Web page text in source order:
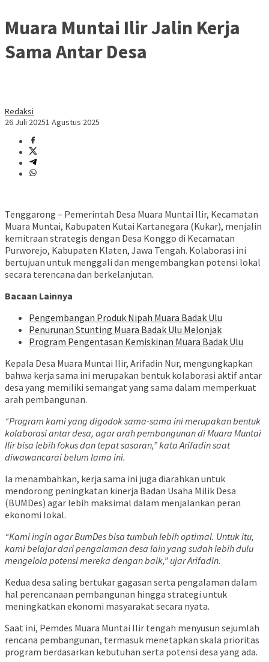
Muara Muntai Ilir Jalin Kerja
Sama Antar Desa
Redaksi
26 Juli 20251 Agustus 2025
Tenggarong – Pemerintah Desa Muara Muntai Ilir, Kecamatan
Muara Muntai, Kabupaten Kutai Kartanegara (Kukar), menjalin
kemitraan strategis dengan Desa Konggo di Kecamatan
Purworejo, Kabupaten Klaten, Jawa Tengah. Kolaborasi ini
bertujuan untuk menggali dan mengembangkan potensi lokal
secara terencana dan berkelanjutan.
Bacaan Lainnya
Pengembangan Produk Nipah Muara Badak Ulu
Penurunan Stunting Muara Badak Ulu Melonjak
Program Pengentasan Kemiskinan Muara Badak Ulu
Kepala Desa Muara Muntai Ilir, Arifadin Nur, mengungkapkan
bahwa kerja sama ini merupakan bentuk kolaborasi aktif antar
desa yang memiliki semangat yang sama dalam memperkuat
arah pembangunan.
“Program kami yang digodok sama-sama ini merupakan bentuk
kolaborasi antar desa, agar arah pembangunan di Muara Muntai
Ilir bisa lebih fokus dan tepat sasaran,” kata Arifadin saat
diwawancarai belum lama ini.
Ia menambahkan, kerja sama ini juga diarahkan untuk
mendorong peningkatan kinerja Badan Usaha Milik Desa
(BUMDes) agar lebih maksimal dalam menjalankan peran
ekonomi lokal.
“Kami ingin agar BumDes bisa tumbuh lebih optimal. Untuk itu,
kami belajar dari pengalaman desa lain yang sudah lebih dulu
mengelola potensi mereka dengan baik,” ujar Arifadin.
Kedua desa saling bertukar gagasan serta pengalaman dalam
hal perencanaan pembangunan hingga strategi untuk
meningkatkan ekonomi masyarakat secara nyata.
Saat ini, Pemdes Muara Muntai Ilir tengah menyusun sejumlah
rencana pembangunan, termasuk menetapkan skala prioritas
program berdasarkan kebutuhan serta potensi desa yang ada.